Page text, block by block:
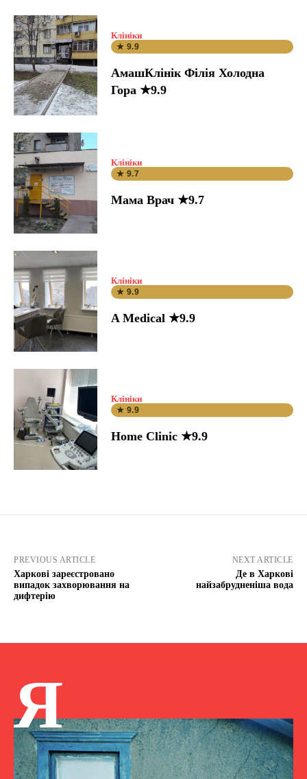
Клініки
★ 9.9
АмашКлінік Філія Холодна
Гора ★9.9
Клініки
★ 9.7
Мама Врач ★9.7
Клініки
★ 9.9
A Medical ★9.9
Клініки
★ 9.9
Home Clinic ★9.9
PREVIOUS ARTICLE
Харкові зареєстровано
випадок захворювання на
дифтерію
NEXT ARTICLE
Де в Харкові
найзабрудненіша вода
Я